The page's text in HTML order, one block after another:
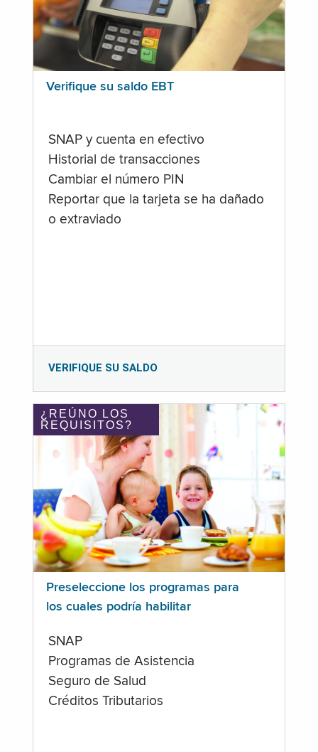
Verifique su saldo EBT
SNAP y cuenta en efectivo
Historial de transacciones
Cambiar el número PIN
Reportar que la tarjeta se ha dañado
o extraviado
VERIFIQUE SU SALDO
¿REÚNO LOS
REQUISITOS?
Preseleccione los programas para
los cuales podría habilitar
SNAP
Programas de Asistencia
Seguro de Salud
Créditos Tributarios